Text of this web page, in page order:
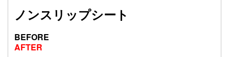
ノンスリップシート
AFTER